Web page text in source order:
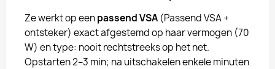
Ze werkt op eenpassend VSA (Passend VSA +
ontsteker) exact afgestemd op haar vermogen (70
W) en type: nooit rechtstreeks op het net.
Opstarten 2–3 min; na uitschakelen enkele minuten